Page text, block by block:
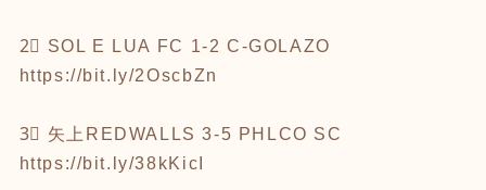
2⃣ SOL E LUA FC 1-2 C-GOLAZO
https://bit.ly/2OscbZn
3⃣ 矢上REDWALLS 3-5 PHLCO SC
https://bit.ly/38kKicI